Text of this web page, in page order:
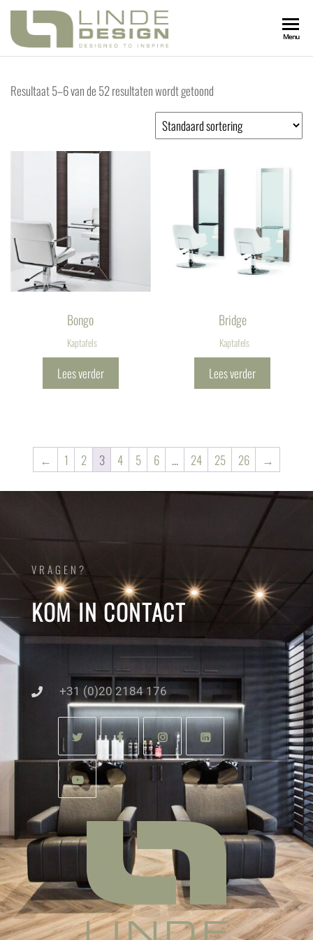
Inspire
Menu
Resultaat 5–6 van de 52 resultaten wordt getoond
Bongo
Kaptafels
Lees verder
Bridge
Kaptafels
Lees verder
← 1 2 3 4 5 6 … 24 25 26 →
VRAGEN?
KOM IN CONTACT
+31 (0)20 2184 176